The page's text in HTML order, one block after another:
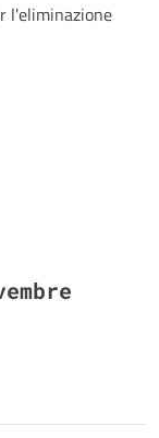
l'eliminazione